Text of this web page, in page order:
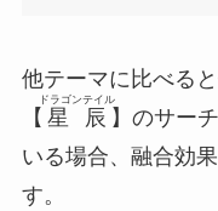
他テーマに比べる
【 星辰
ドラゴンテイル
】のサー
いる場合、融合効
す。